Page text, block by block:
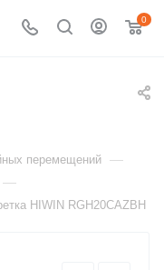
0
перемещений —
—
HIWIN RGH20CAZBH